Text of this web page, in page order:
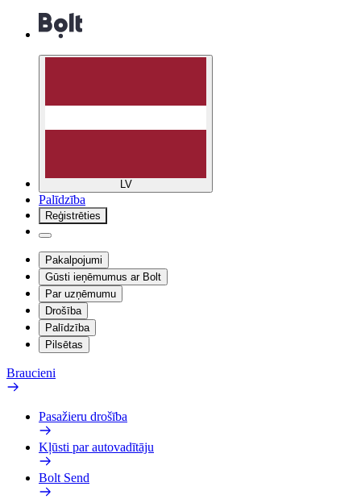
LV
Palīdzība
Reģistrēties
Pakalpojumi
Gūsti ieņēmumus ar Bolt
Par uzņēmumu
Drošība
Palīdzība
Pilsētas
Braucieni
Pasažieru drošība
Kļūsti par autovadītāju
Bolt Send